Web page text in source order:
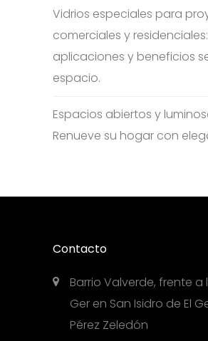
Vidrios especiales para
comerciales y residenciales:
aplicaciones y beneficios
espacio.
Espacios abiertos y
Renueve su hogar con
Contacto
Barrio Valverde, frente
Ger en San Isidro de El
Pérez Zeledón